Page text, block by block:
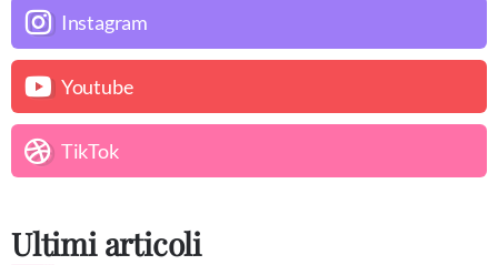
Instagram
Youtube
TikTok
Ultimi articoli